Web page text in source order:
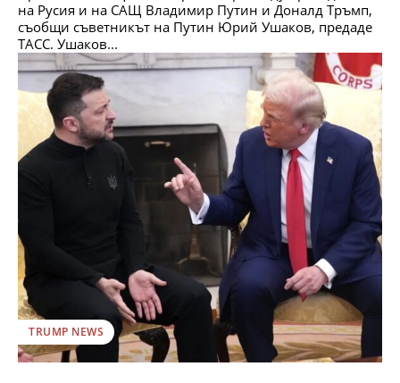
на Русия и на САЩ Владимир Путин и Доналд Тръмп,
съобщи съветникът на Путин Юрий Ушаков, предаде
ТАСС. Ушаков...
TRUMP NEWS